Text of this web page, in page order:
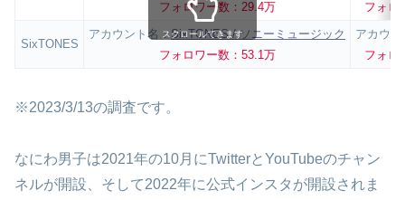
フォロワー数：29.4万
フォロ
SixTONES
アカウント名：SixTONES / ソニーミュージック
フォロワー数：53.1万
アカウ
フォロ
スクロールできます
※2023/3/13の調査です。
なにわ男子は2021年の10月にTwitterとYouTubeのチャン
ネルが開設、そして2022年に公式インスタが開設されま